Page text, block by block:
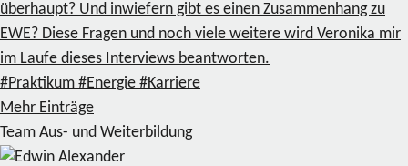
überhaupt? Und inwiefern gibt es einen Zusammenhang zu
EWE? Diese Fragen und noch viele weitere wird Veronika mir
im Laufe dieses Interviews beantworten.
#Praktikum #Energie #Karriere
Mehr Einträge
Team Aus- und Weiterbildung